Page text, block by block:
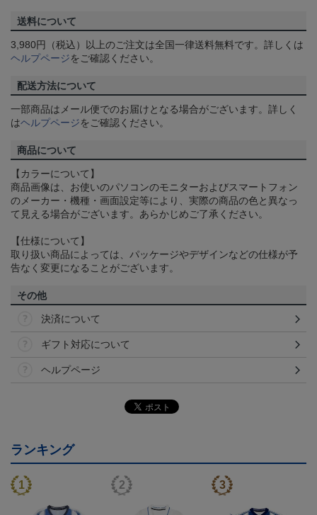
送料について
3,980円（税込）以上のご注文は全国一律送料無料です。詳しくは
ヘルプページをご確認ください。
配送方法について
一部商品はメール便でのお届けとなる場合がございます。詳しく
はヘルプページをご確認ください。
商品について
【カラーについて】
商品画像は、お使いのパソコンのモニターおよびスマートフォン
のメーカー・機種・画面設定等により、実際の商品の色と異なっ
て見える場合がございます。あらかじめご了承ください。
【仕様について】
取り扱い商品によっては、パッケージやデザインなどの仕様が予
告なく変更になることがございます。
その他
決済について
ギフト対応について
ヘルプページ
ランキング